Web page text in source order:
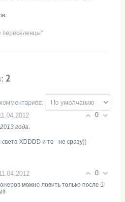
переселенцы"
: 2
0
года.
XDDDD и то - не сразу))
0
можно ловить только после 1